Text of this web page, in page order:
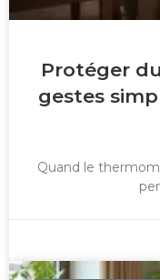
Protéger
gestes
Quand le